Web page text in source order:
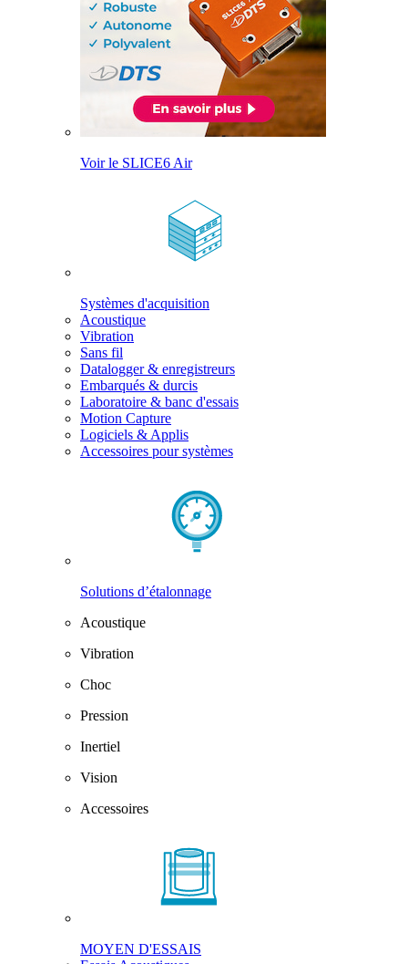
Voir le SLICE6 Air
Systèmes d'acquisition
Acoustique
Vibration
Sans fil
Datalogger & enregistreurs
Embarqués & durcis
Laboratoire & banc d'essais
Motion Capture
Logiciels & Applis
Accessoires pour systèmes
Solutions d’étalonnage
Acoustique
Vibration
Choc
Pression
Inertiel
Vision
Accessoires
MOYEN D'ESSAIS